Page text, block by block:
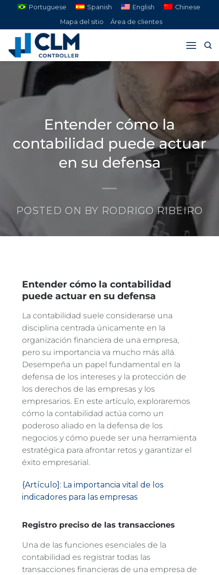
Saltar
contenido
Portuguese Spanish English
Chinese
Mapa del sitio
Área de clientes
Entender cómo la
contabilidad puede actuar
en su defensa
POSTED ON BY RODRIGO RIBEIRO
Entender cómo la contabilidad
puede actuar en su defensa
La contabilidad suele considerarse una
disciplina centrada únicamente en la
organización financiera de una empresa,
pero su importancia va mucho más allá.
Desempeña un papel fundamental en la
defensa de los intereses y la protección de
los derechos de las empresas y los
empresarios. En este artículo, exploraremos
cómo la contabilidad actúa como un
poderoso aliado en la defensa de los
negocios y cómo puede ser una herramienta
estratégica para afrontar retos y garantizar el
éxito empresarial.
{Artículo]: La importancia vital de los
indicadores para las empresas
Registro preciso de las transacciones
Una de las funciones esenciales de la
contabilidad es registrar todas las
transacciones financieras de una empresa de